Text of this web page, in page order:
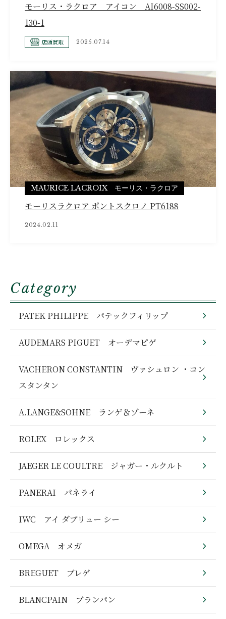
モーリス・ラクロア アイコン AI6008-SS002-
130-1
店頭買取 2025.07.14
MAURICE LACROIX モーリス・ラクロア
モーリスラクロア ポントスクロノ PT6188
2024.02.11
Category
PATEK PHILIPPE パテックフィリップ
AUDEMARS PIGUET オーデマピゲ
VACHERON CONSTANTIN ヴァシュロン ・コン
スタンタン
A.LANGE&SOHNE ランゲ＆ゾーネ
ROLEX ロレックス
JAEGER LE COULTRE ジャガー・ルクルト
PANERAI パネライ
IWC アイ ダブリュー シー
OMEGA オメガ
BREGUET ブレゲ
BLANCPAIN ブランパン